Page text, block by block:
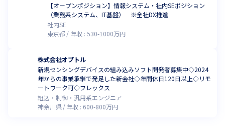
【オープンポジション】情報システム・社内SEポジション
（業務系システム、IT基盤） ※全社DX推進
社内SE
東京都
年収 : 530-1000万円
株式会社オプトル
新規センシングデバイスの組み込みソフト開発者募集中◇2024
年からの事業承継で発足した新会社◇年間休日120日以上◇リモ
ートワーク可◇フレックス
組込・制御・汎用系エンジニア
神奈川県
年収 : 600-800万円